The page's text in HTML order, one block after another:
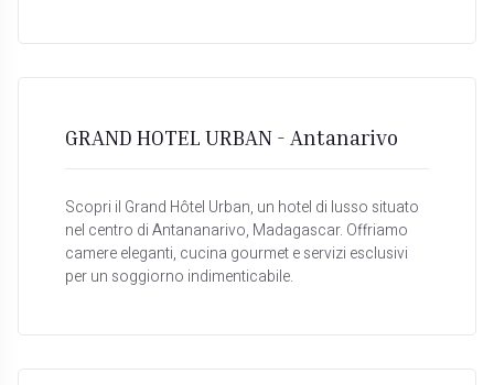
GRAND HOTEL URBAN - Antanarivo
Scopri il Grand Hôtel Urban, un hotel di lusso situato
nel centro di Antananarivo, Madagascar. Offriamo
camere eleganti, cucina gourmet e servizi esclusivi
per un soggiorno indimenticabile.